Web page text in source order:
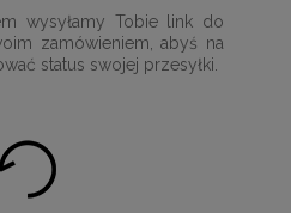
wysyłamy Tobie link do
zamówieniem, abyś na
status swojej przesyłki.